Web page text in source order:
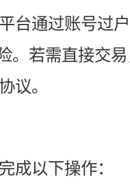
台通过账号过
。若需直接交
议。
成以下操作：